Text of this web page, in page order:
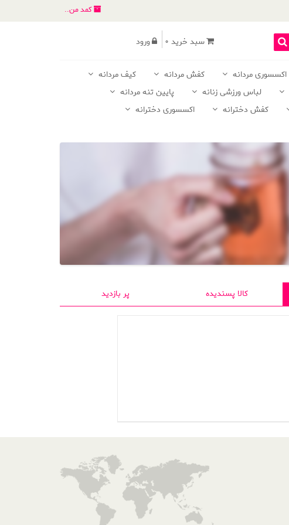
کمد من..
سبد خرید 0 ورود
اکسسوری مردانه کفش مردانه
کیف مردانه
لباس ورزشی زنانه
پایین تنه مردانه
کفش دخترانه اکسسوری دخترانه
کالا پسندیده پر بازدید